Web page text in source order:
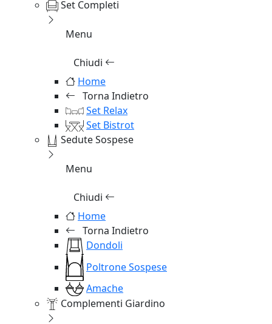
Set Completi
Menu
Chiudi
Home
Torna Indietro
Set Relax
Set Bistrot
Sedute Sospese
Menu
Chiudi
Home
Torna Indietro
Dondoli
Poltrone Sospese
Amache
Complementi Giardino